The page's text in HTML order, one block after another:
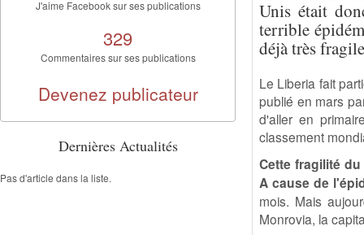
Unis était
terrible
déjà très
Le Liberia fait
publié en mars
d'aller en
classement
Cette fragilité
A cause de
mois. Mais
Monrovia, la
J'aime Facebook sur ses publications
329
Commentaires sur ses publications
Devenez publicateur
Dernières Actualités
Pas d'article dans la liste.